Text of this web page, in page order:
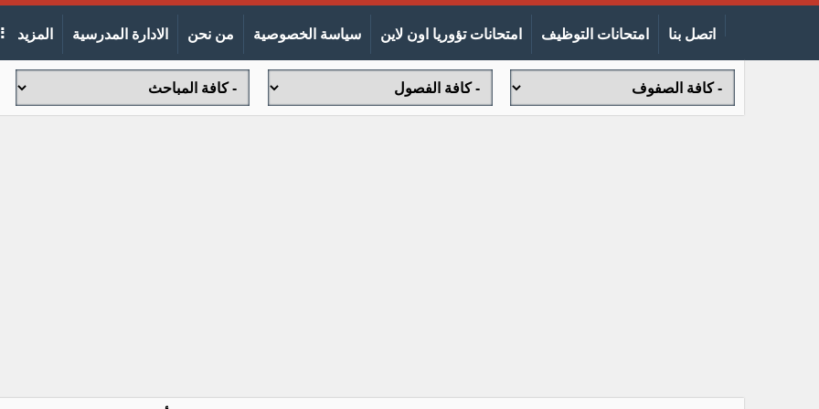
اتصل بنا امتحانات التوظيف امتحانات تؤوريا اون لاين سياسة الخصوصية من نحن الادارة المدرسية المزيد